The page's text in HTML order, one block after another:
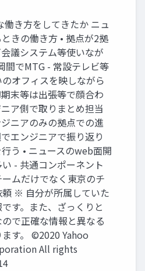
働き⽅をしてきたか ニュ
きの働き⽅ • 拠点が2拠
議システム等使いなが
間でMTG - 常設テレビ等
オフィスを映しながら
末等は出張等で顔合わ
ア側で取りまとめ担当
ニアのみの拠点での進
エンジニアで振り返り
う • ニュースのweb⾯開
- 共通コンポーネント
ムだけでなく東京のチ
頼 ※ 自分が所属していた
す。また、ざっくりと
ので正確な情報と異なる
す。 ©2020 Yahoo
All rights